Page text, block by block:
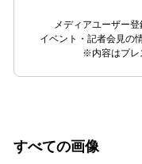
メディアユーザー
イベント・記者会見の
※内容はプレ
すべての画像